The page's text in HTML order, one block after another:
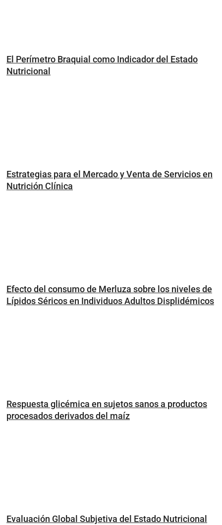
El Perímetro Braquial como Indicador del Estado
Nutricional
Estrategias para el Mercado y Venta de Servicios en
Nutrición Clínica
Efecto del consumo de Merluza sobre los niveles de
Lípidos Séricos en Individuos Adultos Displidémicos
Respuesta glicémica en sujetos sanos a productos
procesados derivados del maíz
Evaluación Global Subjetiva del Estado Nutricional